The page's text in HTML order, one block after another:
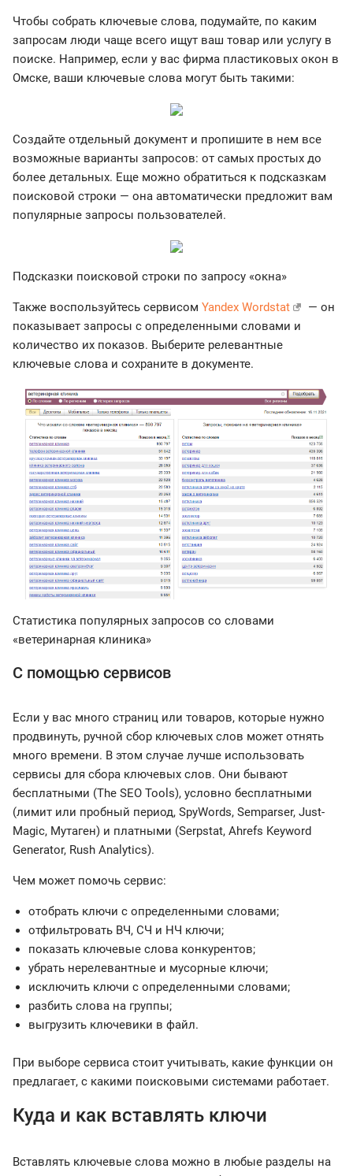
Чтобы собрать ключевые слова, подумайте, по каким
запросам люди чаще всего ищут ваш товар или услугу в
поиске. Например, если у вас фирма пластиковых окон в
Омске, ваши ключевые слова могут быть такими:
Создайте отдельный документ и пропишите в нем все
возможные варианты запросов: от самых простых до
более детальных. Еще можно обратиться к подсказкам
поисковой строки — она автоматически предложит вам
популярные запросы пользователей.
Подсказки поисковой строки по запросу «окна»
Также воспользуйтесь сервисом Yandex Wordstat
— он
показывает запросы с определенными словами и
количество их показов. Выберите релевантные
ключевые слова и сохраните в документе.
Статистика популярных запросов со словами
«ветеринарная клиника»
С помощью сервисов
Если у вас много страниц или товаров, которые нужно
продвинуть, ручной сбор ключевых слов может отнять
много времени. В этом случае лучше использовать
сервисы для сбора ключевых слов. Они бывают
бесплатными (The SEO Tools), условно бесплатными
(лимит или пробный период, SpyWords, Semparser, Just-
Magic, Мутаген) и платными (Serpstat, Ahrefs Keyword
Generator, Rush Analytics).
Чем может помочь сервис:
отобрать ключи с определенными словами;
отфильтровать ВЧ, СЧ и НЧ ключи;
показать ключевые слова конкурентов;
убрать нерелевантные и мусорные ключи;
исключить ключи с определенными словами;
разбить слова на группы;
выгрузить ключевики в файл.
При выборе сервиса стоит учитывать, какие функции он
предлагает, с какими поисковыми системами работает.
Куда и как вставлять ключи
Вставлять ключевые слова можно в любые разделы на